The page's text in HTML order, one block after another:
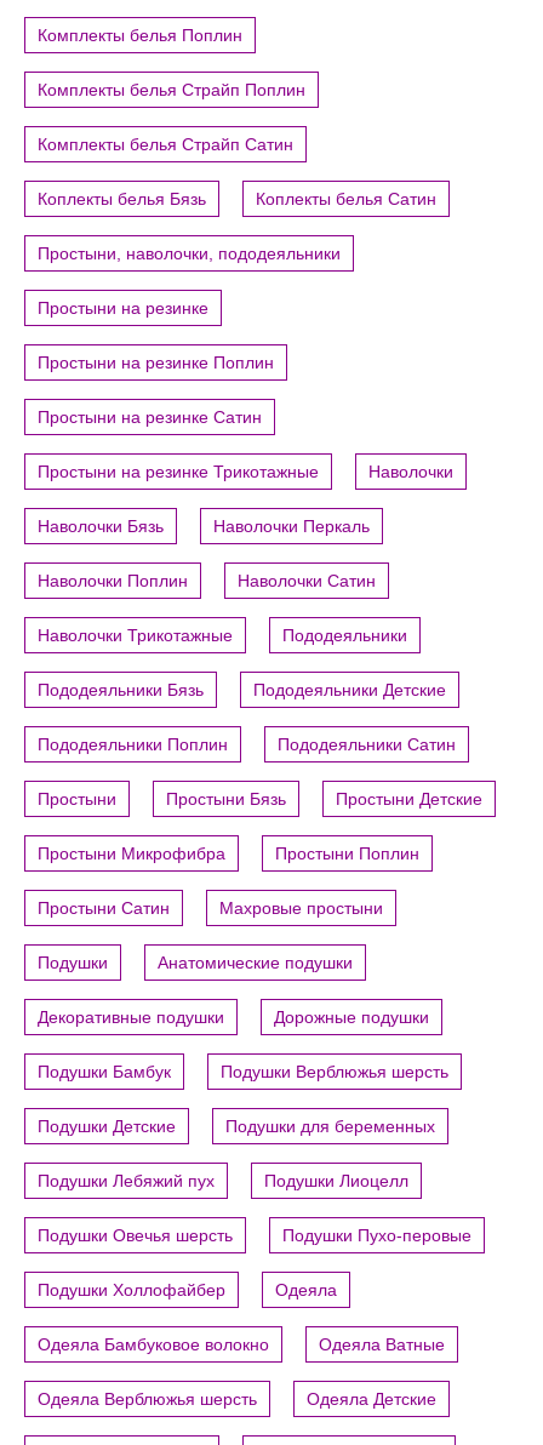
Комплекты белья Поплин
Комплекты белья Страйп Поплин
Комплекты белья Страйп Сатин
Коплекты белья Бязь Коплекты белья Сатин
Простыни, наволочки, пододеяльники
Простыни на резинке
Простыни на резинке Поплин
Простыни на резинке Сатин
Простыни на резинке Трикотажные Наволочки
Наволочки Бязь Наволочки Перкаль
Наволочки Поплин Наволочки Сатин
Наволочки Трикотажные Пододеяльники
Пододеяльники Бязь Пододеяльники Детские
Пододеяльники Поплин Пододеяльники Сатин
Простыни Простыни Бязь Простыни Детские
Простыни Микрофибра Простыни Поплин
Простыни Сатин Махровые простыни
Подушки Анатомические подушки
Декоративные подушки Дорожные подушки
Подушки Бамбук Подушки Верблюжья шерсть
Подушки Детские Подушки для беременных
Подушки Лебяжий пух Подушки Лиоцелл
Подушки Овечья шерсть Подушки Пухо-перовые
Подушки Холлофайбер Одеяла
Одеяла Бамбуковое волокно Одеяла Ватные
Одеяла Верблюжья шерсть Одеяла Детские